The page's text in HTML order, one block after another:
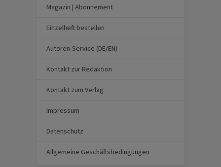
Magazin | Abonnement
Einzelheft bestellen
Autoren-Service (DE/EN)
Kontakt zur Redaktion
Kontakt zum Verlag
Impressum
Datenschutz
Allgemeine Geschäftsbedingungen